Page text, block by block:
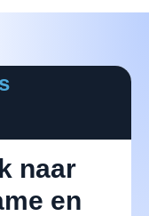
naar
en